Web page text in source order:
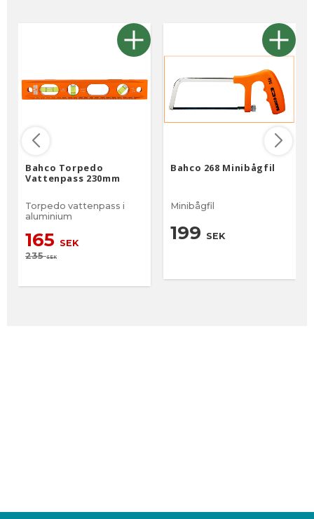
Bahco Torpedo
Vattenpass 230mm
Torpedo vattenpass i
aluminium
165 SEK
235SEK
Bahco 268 Minibågfil
Minibågfil
199 SEK